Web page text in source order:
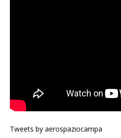
Tweets by aerospaziocampa